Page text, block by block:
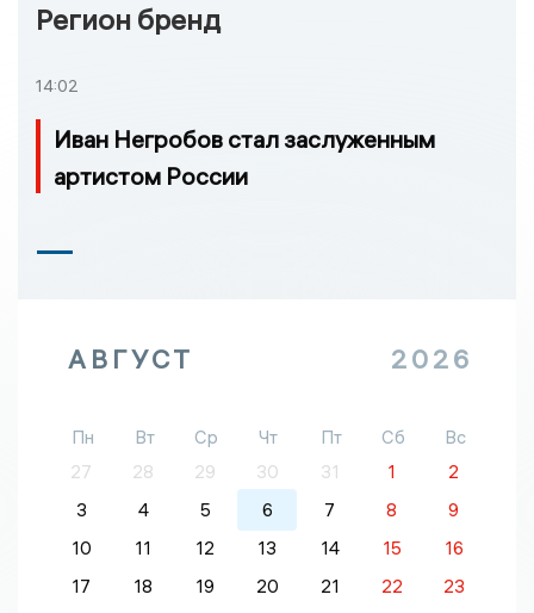
Регион бренд
14:02
Иван Негробов стал заслуженным
артистом России
АВГУСТ 2026
Пн Вт Ср Чт Пт Сб
Вс
27
28 29 30 31 1
2
3
4 5 6 7 8
9
10
11 12 13 14 15
16
17
18 19 20 21 22 23